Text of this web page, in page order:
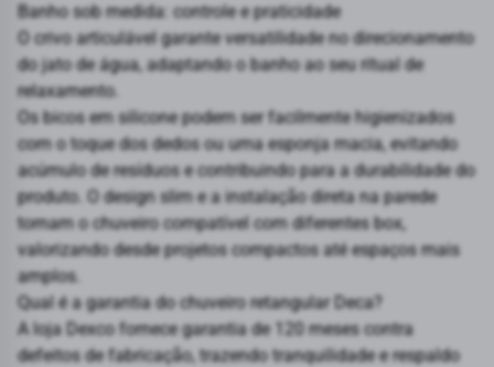
Banho sob medida: controle e praticidade
O crivo articulável garante versatilidade no direcionamento
do jato de água, adaptando o banho ao seu ritual de
relaxamento.
Os bicos em silicone podem ser facilmente higienizados
com o toque dos dedos ou uma esponja macia, evitando
acúmulo de resíduos e contribuindo para a durabilidade do
produto. O design slim e a instalação direta na parede
tornam o chuveiro compatível com diferentes box,
valorizando desde projetos compactos até espaços mais
amplos.
Qual é a garantia do chuveiro retangular Deca?
A loja Dexco fornece garantia de 120 meses contra
defeitos de fabricação, trazendo tranquilidade e respaldo